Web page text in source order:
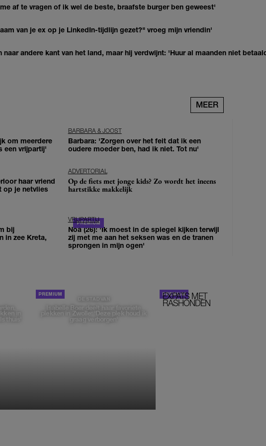
af te vragen of ik wel de beste, braafste burger ben geweest'
van je ex op je LinkedIn-tijdlijn gezet?" vroeg mijn vriendin'
naar andere kant van het land, maar hij verdwijnt: 'Huur al maanden niet
MEER
om meerdere
een vrijpartij'
BARBARA & JOOST
Barbara: 'Zorgen over het feit dat ik een
oudere moeder ben, had ik niet. Tot nu'
haar vriend
op je netvlies
ADVERTORIAL
Op de fiets met jonge kids? Zo wordt het ineens
hartstikke makkelijk
bij
in zee Kreta,
VRIJPARTIJ
Noa (26): 'Ik moest in de spiegel kijken terwijl
zij met me aan het seksen was en de tranen
sprongen in mijn ogen'
in
thuis'
DE STAD VAN
Isabelle Boer deelt haar favoriete
plekken in Zwolle: 'Deze plek houd ik
graag verborgen'
EXPATS MET
RASHONDEN